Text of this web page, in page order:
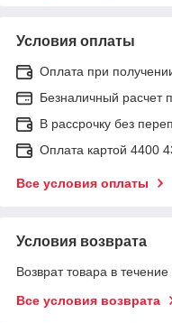
Условия оплаты
Оплата при
Безналичный расчет
В рассрочку без
Оплата картой 4400
Все условия оплаты
Условия возврата
Возврат товара в
Все условия возврата